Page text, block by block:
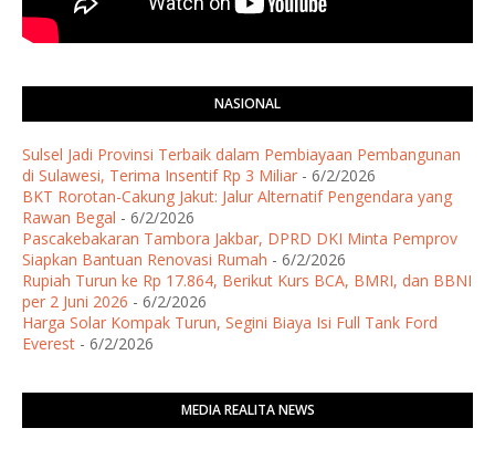
NASIONAL
Sulsel Jadi Provinsi Terbaik dalam Pembiayaan Pembangunan
di Sulawesi, Terima Insentif Rp 3 Miliar - 6/2/2026
BKT Rorotan-Cakung Jakut: Jalur Alternatif Pengendara yang
Rawan Begal - 6/2/2026
Pascakebakaran Tambora Jakbar, DPRD DKI Minta Pemprov
Siapkan Bantuan Renovasi Rumah - 6/2/2026
Rupiah Turun ke Rp 17.864, Berikut Kurs BCA, BMRI, dan BBNI
per 2 Juni 2026 - 6/2/2026
Harga Solar Kompak Turun, Segini Biaya Isi Full Tank Ford
Everest - 6/2/2026
MEDIA REALITA NEWS